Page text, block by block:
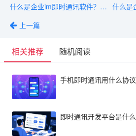
什么是企业im即时通讯软件？一文看懂核心功能与适用场景
上一篇
相关推荐 随机阅读
手机即时通讯用什么协议
即时通讯开发平台是什么